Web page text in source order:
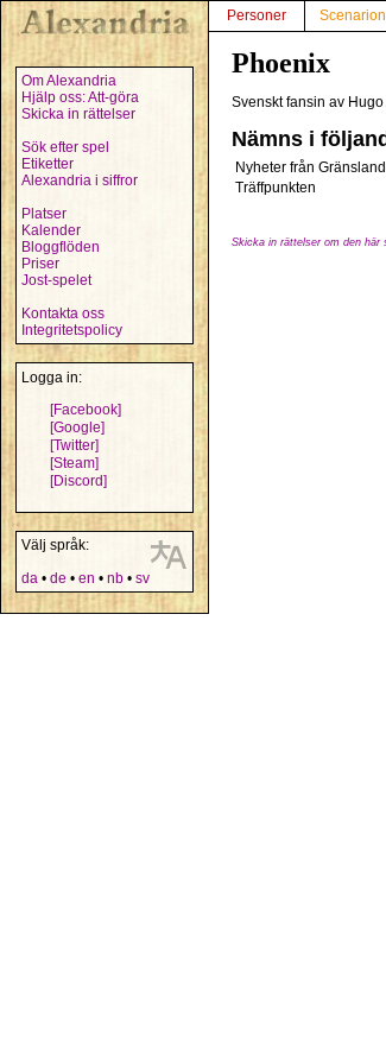
Om Alexandria
Hjälp oss: Att-göra
Skicka in rättelser
Sök efter spel
Etiketter
Alexandria i siffror
Platser
Kalender
Bloggflöden
Priser
Jost-spelet
Kontakta oss
Integritetspolicy
Logga in:
[Facebook]
[Google]
[Twitter]
[Steam]
[Discord]
Välj språk:
da • de • en • nb • sv
Personer Scenarion
Phoenix
Svenskt fansin av
Nämns i
Nyheter från
Träffpunkten
Skicka in rättelser om den här